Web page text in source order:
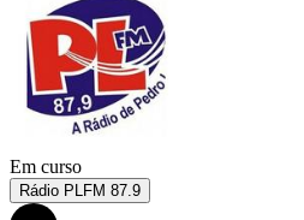
Em curso
Rádio PLFM 87.9